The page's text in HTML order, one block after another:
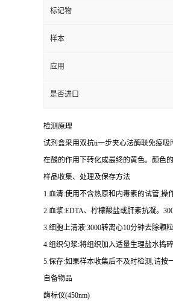
标记物
样本
应用
是否进口
检测原理
试剂盒采用双抗ti一步夹心法酶联免疫吸
在酸的作用下转化成最终的黄色。颜色
样品收集、处理及保存方法
1.血清:使用不含热原和内毒素的试管,操
2.血浆:EDTA、柠檬酸盐或肝素抗凝。
3.细胞上清液:3000转离心10分钟去除颗
4.组织匀浆:将组织加入适量生理盐水捣碎
5.保存:如果样本收集后不及时检测,请按
自备物品
酶标仪(450nm)